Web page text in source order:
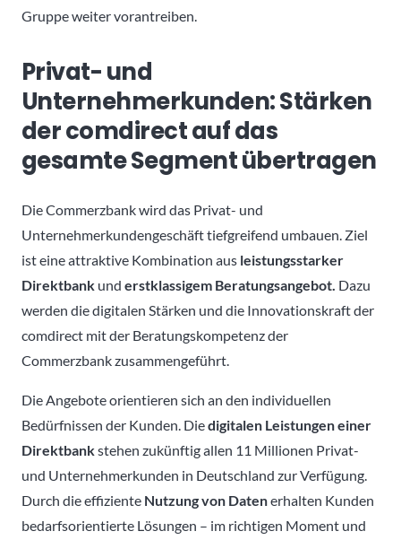
Gruppe weiter vorantreiben.
Privat- und
Unternehmerkunden: Stärken
der comdirect auf das
gesamte Segment übertragen
Die Commerzbank wird das Privat- und
Unternehmerkundengeschäft tiefgreifend umbauen. Ziel
ist eine attraktive Kombination aus leistungsstarker
Direktbank und erstklassigem Beratungsangebot. Dazu
werden die digitalen Stärken und die Innovationskraft der
comdirect mit der Beratungskompetenz der
Commerzbank zusammengeführt.
Die Angebote orientieren sich an den individuellen
Bedürfnissen der Kunden. Diedigitalen Leistungen einer
Direktbankstehen zukünftig allen 11 Millionen Privat-
und Unternehmerkunden in Deutschland zur Verfügung.
Durch die effiziente Nutzung von Datenerhalten Kunden
bedarfsorientierte Lösungen – im richtigen Moment und